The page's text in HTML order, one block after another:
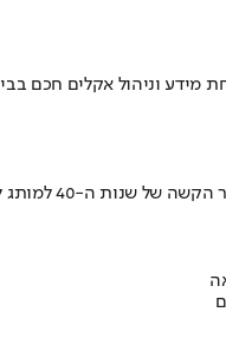
מידע וניהול אקלים חכם